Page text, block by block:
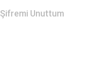
Şifremi Unuttum